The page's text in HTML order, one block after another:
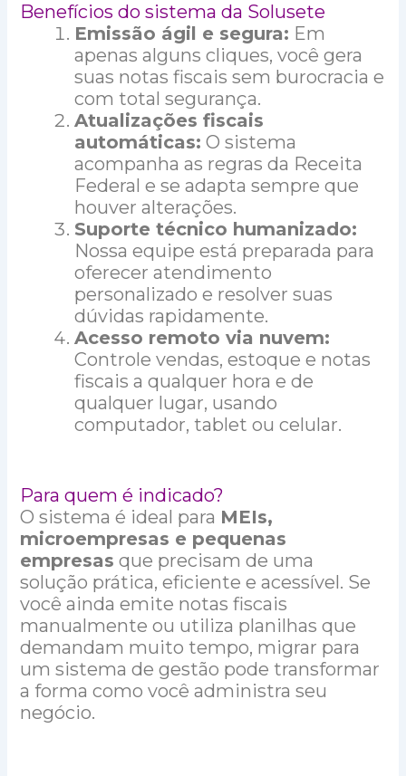
Benefícios do sistema da Solusete
Emissão ágil e segura: Em
apenas alguns cliques, você gera
suas notas fiscais sem burocracia e
com total segurança.
Atualizações fiscais
automáticas: O sistema
acompanha as regras da Receita
Federal e se adapta sempre que
houver alterações.
Suporte técnico humanizado:
Nossa equipe está preparada para
oferecer atendimento
personalizado e resolver suas
dúvidas rapidamente.
Acesso remoto via nuvem:
Controle vendas, estoque e notas
fiscais a qualquer hora e de
qualquer lugar, usando
computador, tablet ou celular.
Para quem é indicado?
O sistema é ideal para MEIs,
microempresas e pequenas
empresas que precisam de uma
solução prática, eficiente e acessível. Se
você ainda emite notas fiscais
manualmente ou utiliza planilhas que
demandam muito tempo, migrar para
um sistema de gestão pode transformar
a forma como você administra seu
negócio.